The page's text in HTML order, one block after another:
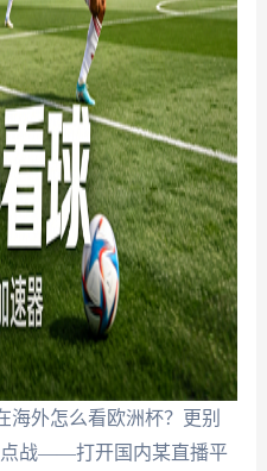
海外怎么看欧洲杯？更别
点战——打开国内某直播平